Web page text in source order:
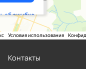
Контакты